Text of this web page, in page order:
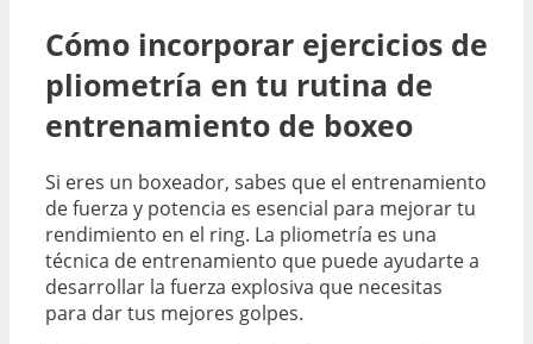
Cómo incorporar ejercicios de
pliometría en tu rutina de
entrenamiento de boxeo
Si eres un boxeador, sabes que el entrenamiento
de fuerza y ​​potencia es esencial para mejorar tu
rendimiento en el ring. La pliometría es una
técnica de entrenamiento que puede ayudarte a
desarrollar la fuerza explosiva que necesitas
para dar tus mejores golpes.